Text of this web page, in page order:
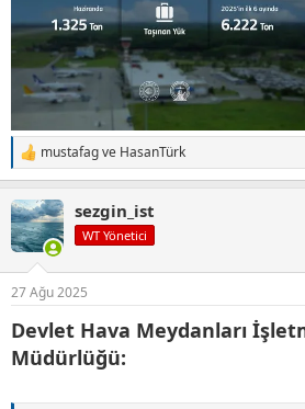
T
e
k
i
l
:
mustafagve HasanTürk
sezgin_ist
WT Yönetici
27 Ağu 2025
Devlet Hava Meydanları
Müdürlüğü: